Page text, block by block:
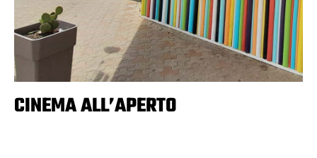
CINEMA ALL’APERTO